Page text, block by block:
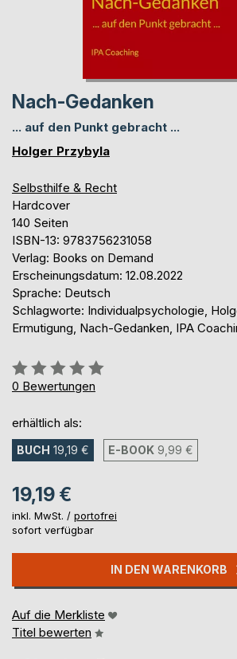
Nach-Gedanken
... auf den Punkt gebracht ...
Holger Przybyla
Selbsthilfe & Recht
Hardcover
140 Seiten
ISBN-13: 9783756231058
Verlag: Books on Demand
Erscheinungsdatum: 12.08.2022
Sprache: Deutsch
Schlagworte: Individualpsychologie,
Ermutigung, Nach-Gedanken, IPA
Bewertung::
0%
0 Bewertungen
erhältlich als:
BUCH 19,19 € E-BOOK 9,99 €
19,19 €
inkl. MwSt. / portofrei
sofort verfügbar
IN DEN WARENKORB
Auf die Merkliste
Titel bewerten